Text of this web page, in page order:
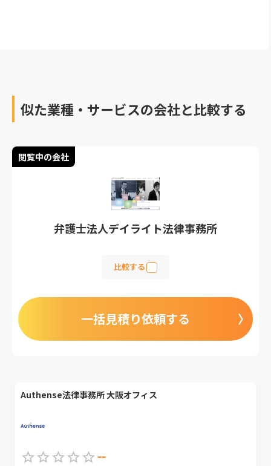
似た業種・サービスの会社と比較する
閲覧中の会社
弁護士法人デイライト法律事務所
比較する
一括見積り依頼する
Authense法律事務所 大阪オフィス
--